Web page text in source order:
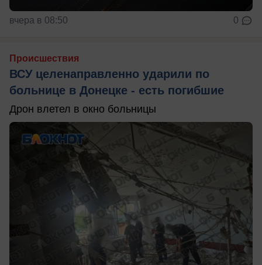
вчера в 08:50 0
Происшествия
ВСУ целенаправленно ударили по
больнице в Донецке - есть погибшие
Дрон влетел в окно больницы